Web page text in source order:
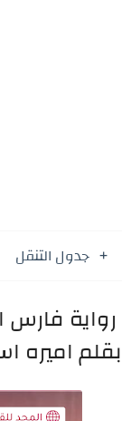
جدول التنقل
رواية فارس
بقلم اميره